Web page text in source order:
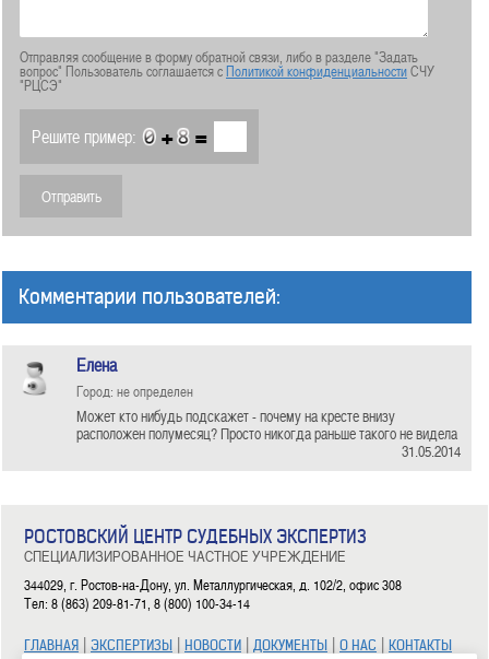
Отправляя сообщение в форму обратной связи, либо в разделе "Задать
вопрос" Пользователь соглашается сПолитикой конфиденциальностиСЧУ
"РЦСЭ"
Решите пример: + =
Комментарии пользователей:
Елена
Город: не определен
Может кто нибудь подскажет - почему на кресте внизу
расположен полумесяц? Просто никогда раньше такого не видела
31.05.2014
РОСТОВСКИЙ ЦЕНТР СУДЕБНЫХ ЭКСПЕРТИЗ
СПЕЦИАЛИЗИРОВАННОЕ ЧАСТНОЕ УЧРЕЖДЕНИЕ
344029, г. Ростов-на-Дону, ул. Металлургическая, д. 102/2, офис 308
Тел: 8 (863) 209-81-71, 8 (800) 100-34-14
ГЛАВНАЯ | ЭКСПЕРТИЗЫ | НОВОСТИ | ДОКУМЕНТЫ | О НАС | КОНТАКТЫ